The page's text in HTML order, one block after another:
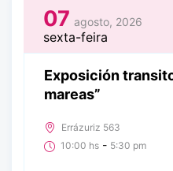
07 agosto, 2026
sexta-feira
Exposición
mareas”
Errázuriz 563
10:00 hs - 5:30 pm